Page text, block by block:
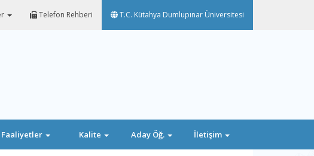
Telefon Rehberi T.C. Kütahya Dumlupınar Üniversitesi
Faaliyetler Kalite Aday Öğ. İletişim